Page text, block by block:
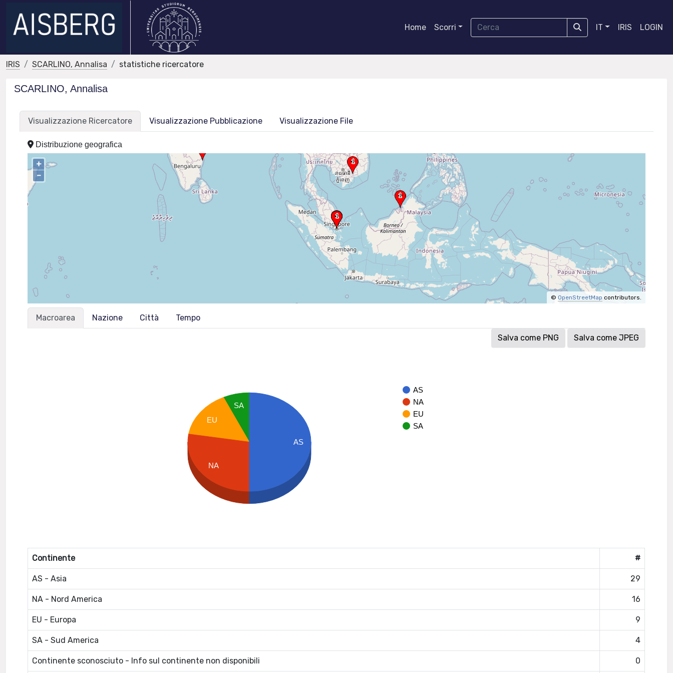
Home Scorri IT IRIS LOGIN
IRIS SCARLINO, Annalisa statistiche ricercatore
SCARLINO, Annalisa
Visualizzazione Ricercatore Visualizzazione Pubblicazione Visualizzazione File
Distribuzione geografica
+
–
© OpenStreetMap contributors.
Macroarea Nazione Città Tempo
Salva come PNG Salva come JPEG
AS
NA
EU
SA
SA
EU
NA
AS
Continente #
AS - Asia 29
NA - Nord America 16
EU - Europa 9
SA - Sud America 4
Continente sconosciuto - Info sul continente non disponibili 0